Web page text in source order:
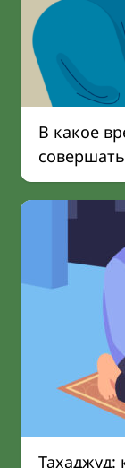
В какое
Тахаджуд: